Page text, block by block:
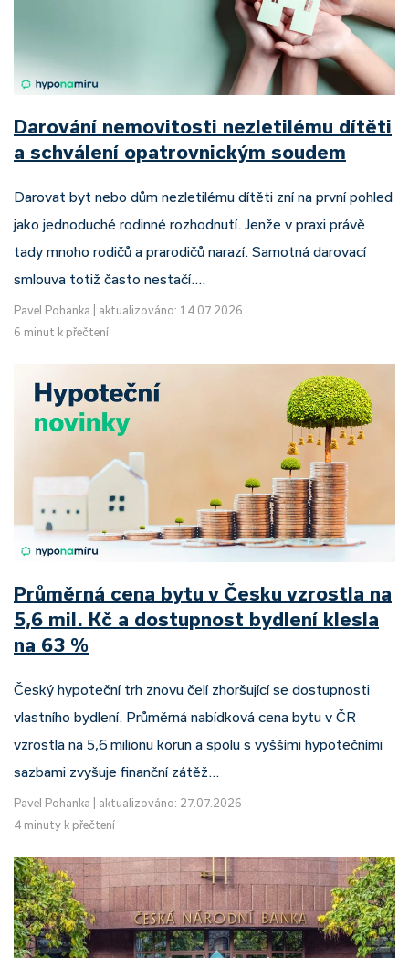
Darování nemovitosti nezletilému dítěti
a schválení opatrovnickým soudem
Darovat byt nebo dům nezletilému dítěti zní na první pohled
jako jednoduché rodinné rozhodnutí. Jenže v praxi právě
tady mnoho rodičů a prarodičů narazí. Samotná darovací
smlouva totiž často nestačí.…
Pavel Pohanka
aktualizováno: 14.07.2026
6 minut k přečtení
Průměrná cena bytu v Česku vzrostla na
5,6 mil. Kč a dostupnost bydlení klesla
na 63 %
Český hypoteční trh znovu čelí zhoršující se dostupnosti
vlastního bydlení. Průměrná nabídková cena bytu v ČR
vzrostla na 5,6 milionu korun a spolu s vyššími hypotečními
sazbami zvyšuje finanční zátěž…
Pavel Pohanka
aktualizováno: 27.07.2026
4 minuty k přečtení